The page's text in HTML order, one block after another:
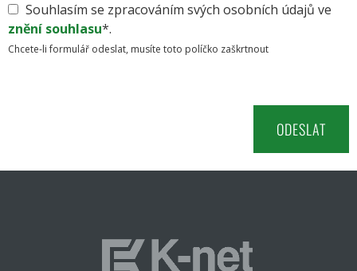
Souhlasím se zpracováním svých osobních údajů ve
znění souhlasu*.
Chcete-li formulář odeslat, musíte toto políčko zaškrtnout